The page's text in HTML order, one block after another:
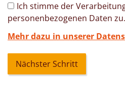
Ich stimme der
personenbezogenen Daten zu.
Mehr dazu in unserer